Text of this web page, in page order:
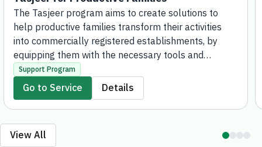
The Tasjeer program aims to create solutions to
help productive families transform their activities
into commercially registered establishments, by
equipping them with the necessary tools and
knowledge, supporting their access to financing
solutions, and enabling them to contribute to the
development of the local economy and create
marketing and investment opportunities for
outstanding projects, both locally and
internationally.
Support Program
Go to Service Details
View All